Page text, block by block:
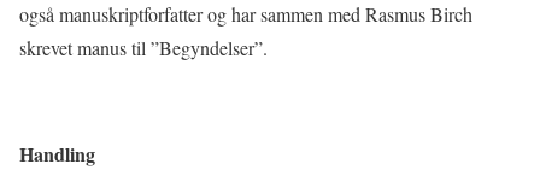
også manuskriptforfatter og har sammen med Rasmus Birch
skrevet manus til ”Begyndelser”.
Handling